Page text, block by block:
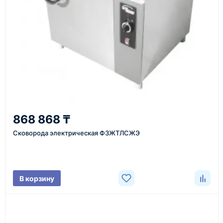
или через онлайн-форму запроса обратного звонка.
Казахстан и СНГ
доставка оборудования в разные города и
регионы
средний срок доставки по большинству поставок
проверка товара перед отправкой клиенту
868 868 ₸
Сковорода электрическая Ф3ЖТЛСЖЭ
В корзину